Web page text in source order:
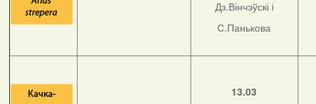
Дз.Вінчэўскі і
С.Панькова
13.03